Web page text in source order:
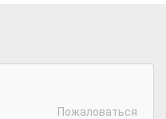
Пожаловаться